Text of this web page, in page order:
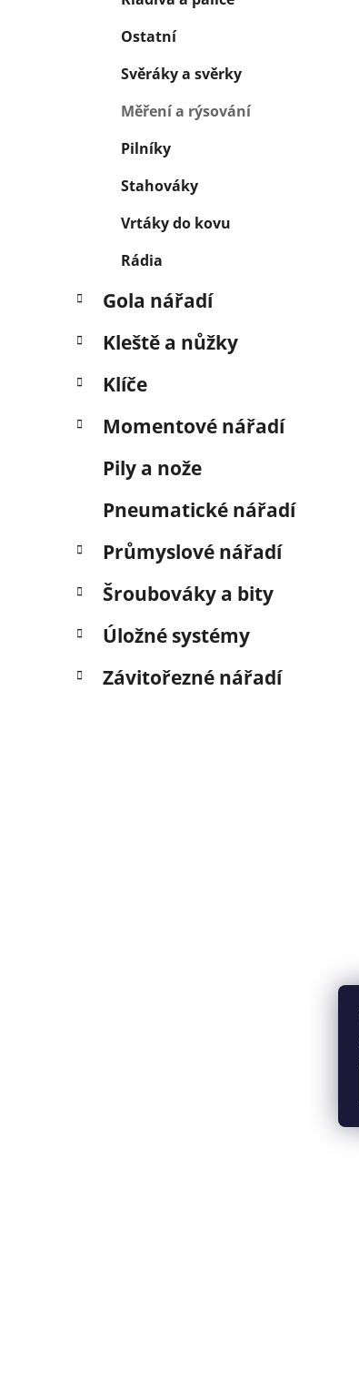
Ostatní
Svěráky a svěrky
Měření a rýsování
Pilníky
Stahováky
Vrtáky do kovu
Rádia
Gola nářadí
Kleště a nůžky
Klíče
Momentové nářadí
Pily a nože
Pneumatické nářadí
Průmyslové nářadí
Šroubováky a bity
Úložné systémy
Závitořezné nářadí